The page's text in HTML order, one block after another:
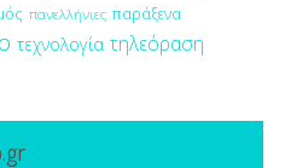
πανελλήνιες παράξενα
τεχνολογία τηλεόραση